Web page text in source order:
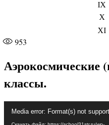
IX
X
XI
953
Аэрокосмические
классы.
Видеоплеер
Media error: Format(s) not